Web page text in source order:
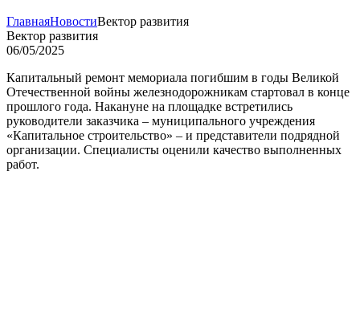
ГлавнаяНовостиВектор развития
Вектор развития
06/05/2025
Капитальный ремонт мемориала погибшим в годы Великой
Отечественной войны железнодорожникам стартовал в конце
прошлого года. Накануне на площадке встретились
руководители заказчика – муниципального учреждения
«Капитальное строительство» – и представители подрядной
организации. Специалисты оценили качество выполненных
работ.